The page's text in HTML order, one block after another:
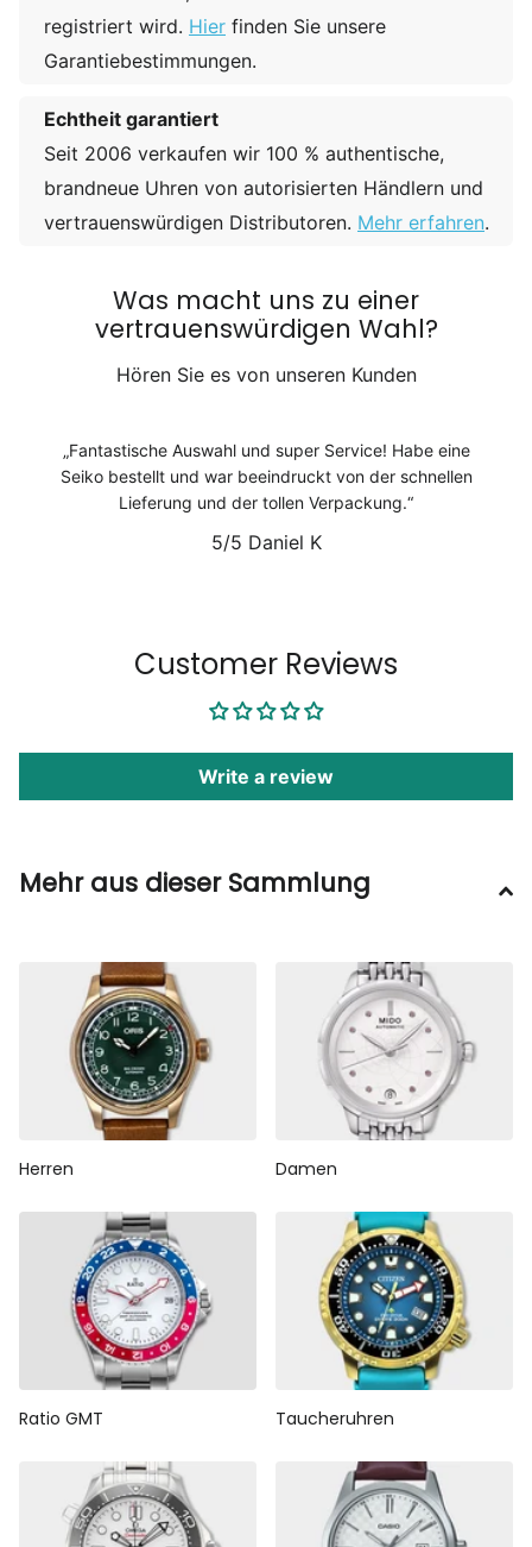
registriert wird. Hier finden Sie unsere
Garantiebestimmungen.
Echtheit garantiert
Seit 2006 verkaufen wir 100 % authentische,
brandneue Uhren von autorisierten Händlern und
vertrauenswürdigen Distributoren. Mehr erfahren.
Was macht uns zu einer
vertrauenswürdigen Wahl?
Hören Sie es von unseren Kunden
Fantastische Auswahl und super Service! Habe eine
Seiko bestellt und war beeindruckt von der schnellen
Lieferung und der tollen Verpackung.
5/5 Daniel K
Customer Reviews
Write a review
Mehr aus dieser Sammlung
Herren Damen
Ratio GMT Taucheruhren